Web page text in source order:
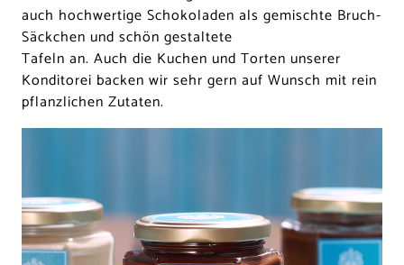
auch hochwertige Schokoladen als gemischte Bruch-
Säckchen und schön gestaltete
Tafeln an. Auch die Kuchen und Torten unserer
Konditorei backen wir sehr gern auf Wunsch mit rein
pflanzlichen Zutaten.